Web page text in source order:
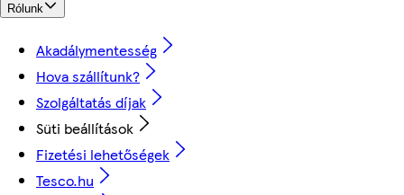
Rólunk
Akadálymentesség
Hova szállítunk?
Szolgáltatás díjak
Süti beállítások
Fizetési lehetőségek
Tesco.hu